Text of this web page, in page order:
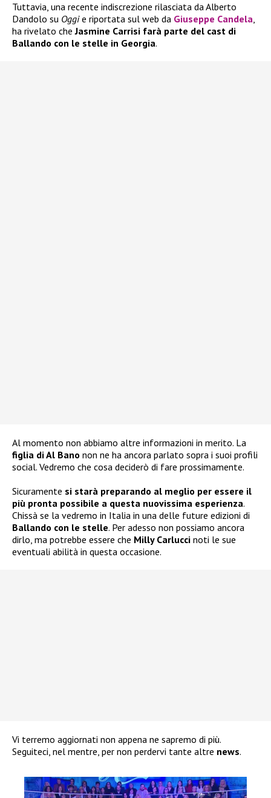
Tuttavia, una recente indiscrezione rilasciata da Alberto
Dandolo su Oggie riportata sul web da Giuseppe Candela,
ha rivelato cheJasmine Carrisi farà parte del cast di
Ballando con le stelle in Georgia.
Al momento non abbiamo altre informazioni in merito. La
figlia di Al Bano non ne ha ancora parlato sopra i suoi profili
social. Vedremo che cosa deciderò di fare prossimamente.
Sicuramente si starà preparando al meglio per essere il
più pronta possibile a questa nuovissima esperienza.
Chissà se la vedremo in Italia in una delle future edizioni di
Ballando con le stelle. Per adesso non possiamo ancora
dirlo, ma potrebbe essere che Milly Carlucci noti le sue
eventuali abilità in questa occasione.
Vi terremo aggiornati non appena ne sapremo di più.
Seguiteci, nel mentre, per non perdervi tante altre news.